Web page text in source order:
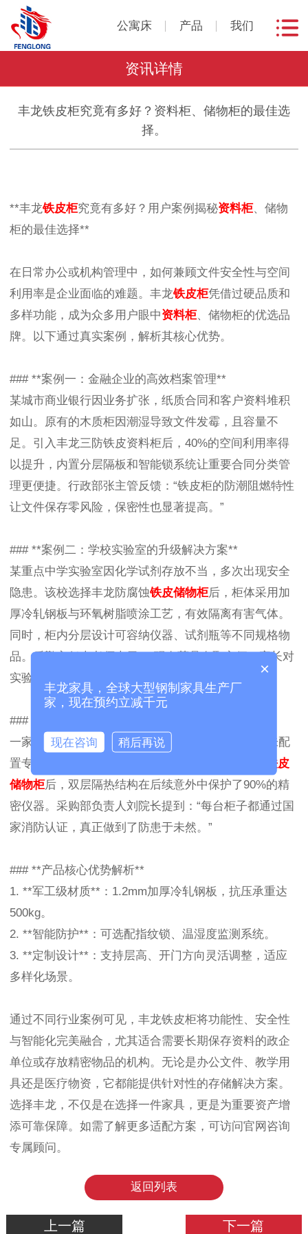
公寓床 产品 我们
资讯详情
丰龙铁皮柜究竟有多好？资料柜、储物柜的最佳选
择。
**丰龙铁皮柜究竟有多好？用户案例揭秘资料柜、储物
柜的最佳选择**
在日常办公或机构管理中，如何兼顾文件安全性与空间
利用率是企业面临的难题。丰龙铁皮柜凭借过硬品质和
多样功能，成为众多用户眼中资料柜、储物柜的优选品
牌。以下通过真实案例，解析其核心优势。
### **案例一：金融企业的高效档案管理**
某城市商业银行因业务扩张，纸质合同和客户资料堆积
如山。原有的木质柜因潮湿导致文件发霉，且容量不
足。引入丰龙三防铁皮资料柜后，40%的空间利用率得
以提升，内置分层隔板和智能锁系统让重要合同分类管
理更便捷。行政部张主管反馈：“铁皮柜的防潮阻燃特性
让文件保存零风险，保密性也显著提高。”
### **案例二：学校实验室的升级解决方案**
某重点中学实验室因化学试剂存放不当，多次出现安全
隐患。该校选择丰龙防腐蚀铁皮储物柜后，柜体采用加
厚冷轧钢板与环氧树脂喷涂工艺，有效隔离有害气体。
同时，柜内分层设计可容纳仪器、试剂瓶等不同规格物
品。后勤主任李老师表示：“现在药品存取方便，家长对
实验室安全的投诉率降为零。”
### **案例三：医疗机构的防火抗压选择**
一家三甲医院的器械仓库曾因电路老化引发火灾，未配
置专用防火柜导致20%设备损毁。更换丰龙防火级
铁皮
储物柜后，双层隔热结构在后续意外中保护了90%的精
密仪器。采购部负责人刘院长提到：“每台柜子都通过国
家消防认证，真正做到了防患于未然。”
### **产品核心优势解析**
1. **军工级材质**：1.2mm加厚冷轧钢板，抗压承重达
500kg。
2. **智能防护**：可选配指纹锁、温湿度监测系统。
3. **定制设计**：支持层高、开门方向灵活调整，适应
多样化场景。
通过不同行业案例可见，丰龙铁皮柜将功能性、安全性
与智能化完美融合，尤其适合需要长期保存资料的政企
单位或存放精密物品的机构。无论是办公文件、教学用
具还是医疗物资，它都能提供针对性的存储解决方案。
选择丰龙，不仅是在选择一件家具，更是为重要资产增
添可靠保障。如需了解更多适配方案，可访问官网咨询
专属顾问。
返回列表
上一篇 下一篇
×
丰龙家具，全球大型钢制家具生产厂
家，现在预约立减千元
现在咨询 稍后再说